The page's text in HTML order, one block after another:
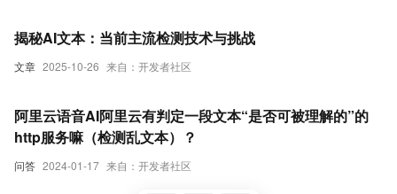
文章 2025-10-26 来自：开发者社区
揭秘AI文本：当前主流检测技术与挑战
问答 2024-01-17 来自：开发者社区
阿里云语音AI阿里云有判定一段文本“是否可被理解的”的
http服务嘛（检测乱文本）？